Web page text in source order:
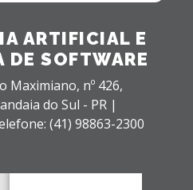
ARTIFICIAL E
DE SOFTWARE
Maximiano, nº 426,
do Sul - PR |
(41) 98863-2300